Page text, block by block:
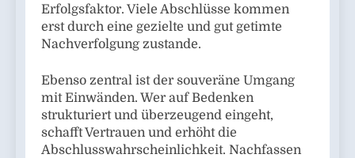
Erfolgsfaktor. Viele Abschlüsse kommen
erst durch eine gezielte und gut getimte
Nachverfolgung zustande.
Ebenso zentral ist der souveräne Umgang
mit Einwänden. Wer auf Bedenken
strukturiert und überzeugend eingeht,
schafft Vertrauen und erhöht die
Abschlusswahrscheinlichkeit. Nachfassen